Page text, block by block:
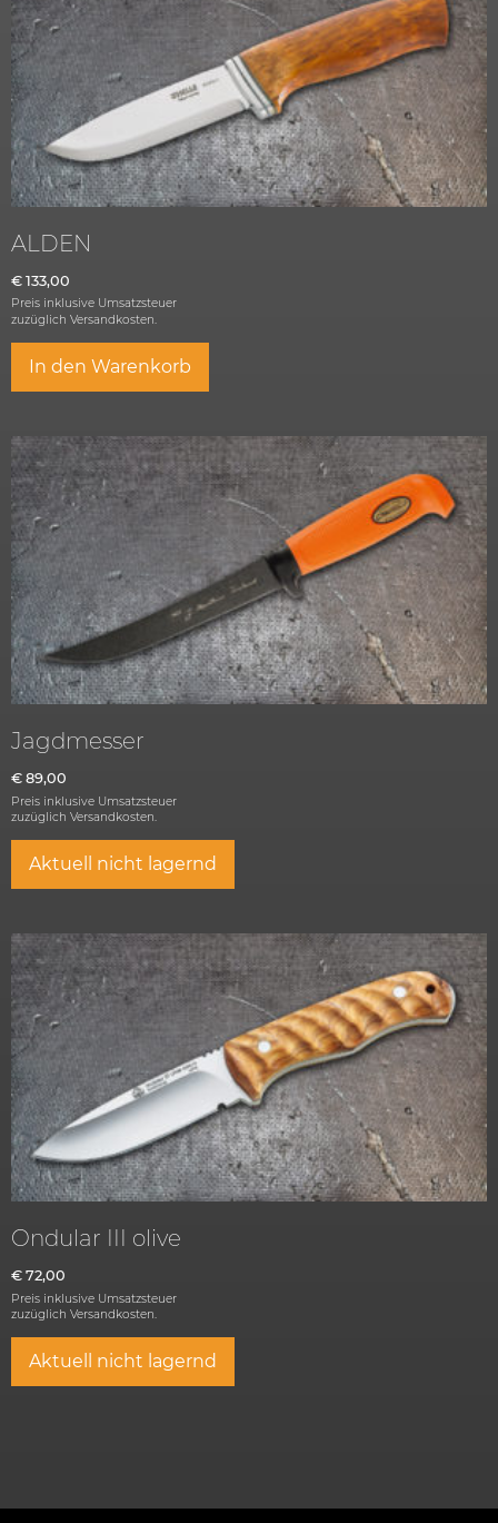
ALDEN
€ 133,00
Preis inklusive Umsatzsteuer
zuzüglich Versandkosten.
In den Warenkorb
Jagdmesser
€ 89,00
Preis inklusive Umsatzsteuer
zuzüglich Versandkosten.
Aktuell nicht lagernd
Ondular III olive
€ 72,00
Preis inklusive Umsatzsteuer
zuzüglich Versandkosten.
Aktuell nicht lagernd